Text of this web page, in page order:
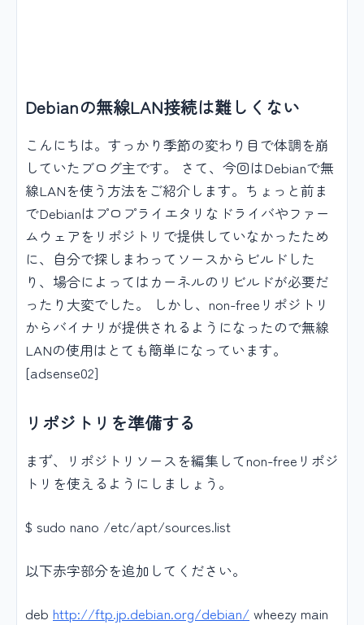
Debianの無線LAN接続は難しくない
こんにちは。すっかり季節の変わり目で体調を崩
していたブログ主です。 さて、今回はDebianで無
線LANを使う方法をご紹介します。ちょっと前ま
でDebianはプロプライエタリなドライバやファー
ムウェアをリポジトリで提供していなかったため
に、自分で探しまわってソースからビルドした
り、場合によってはカーネルのリビルドが必要だ
ったり大変でした。 しかし、non-freeリポジトリ
からバイナリが提供されるようになったので無線
LANの使用はとても簡単になっています。
[adsense02]
リポジトリを準備する
まず、リポジトリソースを編集してnon-freeリポジ
トリを使えるようにしましょう。
$ sudo nano /etc/apt/sources.list
以下赤字部分を追加してください。
deb http://ftp.jp.debian.org/debian/ wheezy main